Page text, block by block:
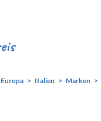
Europa Italien Marken